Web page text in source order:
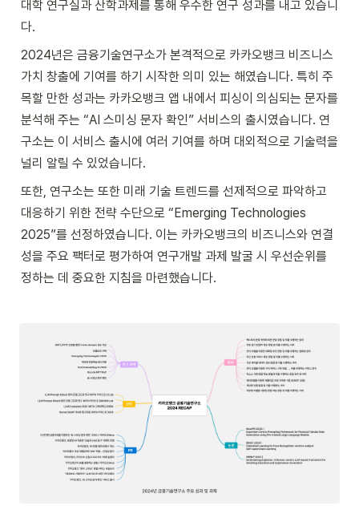
대학 연구실과 산학과제를 통해 우수한 연구 성과를 내고 있습니
다.
2024년은 금융기술연구소가 본격적으로 카카오뱅크 비즈니스
가치 창출에 기여를 하기 시작한 의미 있는 해였습니다. 특히 주
목할 만한 성과는 카카오뱅크 앱 내에서 피싱이 의심되는 문자를
분석해 주는 “AI 스미싱 문자 확인” 서비스의 출시였습니다. 연
구소는 이 서비스 출시에 여러 기여를 하며 대외적으로 기술력을
널리 알릴 수 있었습니다.
또한, 연구소는 또한 미래 기술 트렌드를 선제적으로 파악하고
대응하기 위한 전략 수단으로 “Emerging Technologies
2025”를 선정하였습니다. 이는 카카오뱅크의 비즈니스와 연결
성을 주요 팩터로 평가하여 연구개발 과제 발굴 시 우선순위를
정하는 데 중요한 지침을 마련했습니다.